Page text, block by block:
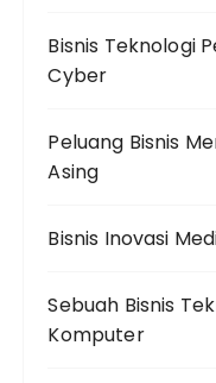
Bisnis Teknologi
Cyber
Peluang Bisnis
Asing
Bisnis Inovasi
Sebuah Bisnis
Komputer